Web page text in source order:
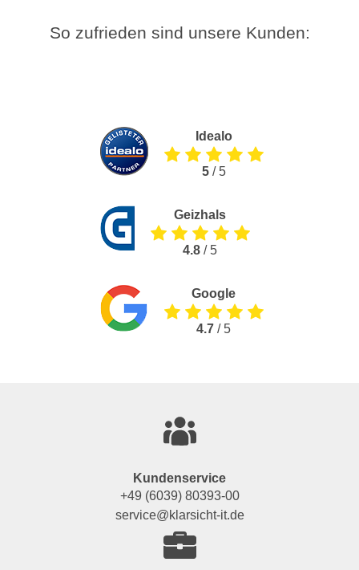
So zufrieden sind unsere Kunden:
Idealo
5/ 5
Geizhals
4.8 / 5
Google
4.7 / 5
Kundenservice
+49 (6039) 80393-00
service@klarsicht-it.de